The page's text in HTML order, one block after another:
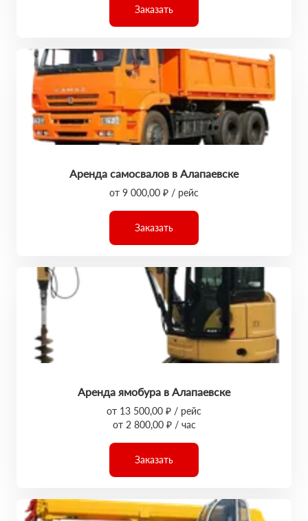
Заказать
Аренда самосвалов в Алапаевске
от 9 000,00 ₽ / рейс
Заказать
Аренда ямобура в Алапаевске
от 13 500,00 ₽ / рейс
от 2 800,00 ₽ / час
Заказать